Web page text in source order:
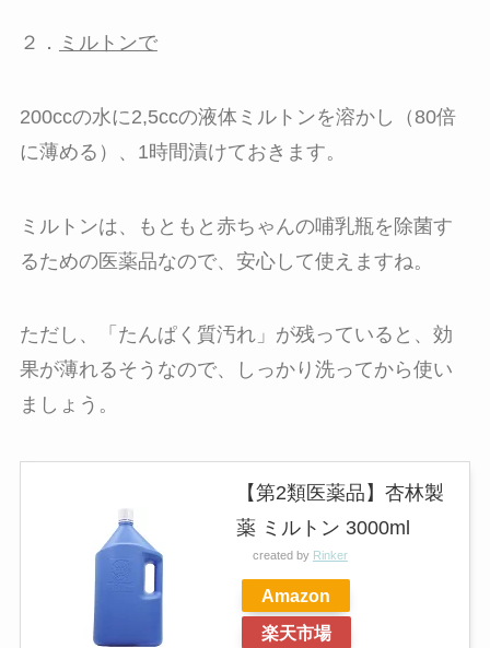
２． ミルトンで
200ccの水に2,5ccの液体ミルトンを溶かし（80倍
に薄める）、1時間漬けておきます。
ミルトンは、もともと赤ちゃんの哺乳瓶を除菌す
るための医薬品なので、安心して使えますね。
ただし、「たんぱく質汚れ」が残っていると、効
果が薄れるそうなので、しっかり洗ってから使い
ましょう。
【第2類医薬品】杏林製
薬 ミルトン 3000ml
created by Rinker
Amazon
楽天市場